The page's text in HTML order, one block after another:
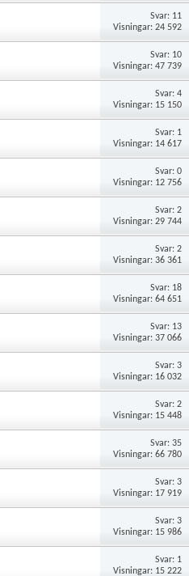
Svar: 11
Visningar: 24 592
Svar: 10
Visningar: 47 739
Svar:4
Visningar: 15 150
Svar: 1
Visningar: 14 617
Svar:0
Visningar: 12 756
Svar:2
Visningar: 29 744
Svar:2
Visningar: 36 361
Svar: 18
Visningar: 64 651
Svar: 13
Visningar: 37 066
Svar:3
Visningar: 16 032
Svar:2
Visningar: 15 448
Svar:35
Visningar: 66 780
Svar:3
Visningar: 17 919
Svar:3
Visningar: 15 986
Svar: 1
Visningar: 15 222